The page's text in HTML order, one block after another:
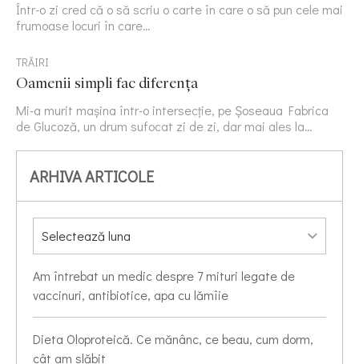
Într-o zi cred că o să scriu o carte în care o să pun cele mai
frumoase locuri în care…
TRĂIRI
Oamenii simpli fac diferența
Mi-a murit mașina într-o intersecție, pe Șoseaua Fabrica
de Glucoză, un drum sufocat zi de zi, dar mai ales la…
ARHIVA ARTICOLE
Am întrebat un medic despre 7 mituri legate de
vaccinuri, antibiotice, apa cu lămîie
Dieta Oloproteică. Ce mănânc, ce beau, cum dorm,
cât am slăbit